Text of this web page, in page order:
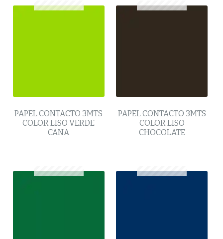
PAPEL CONTACTO 3MTS
COLOR LISO VERDE
CANA
PAPEL CONTACTO 3MTS
COLOR LISO
CHOCOLATE